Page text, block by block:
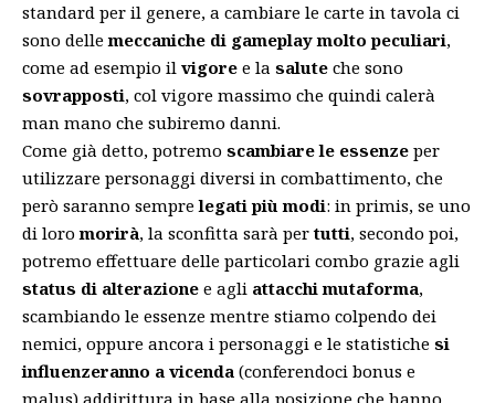
standard per il genere, a cambiare le carte in tavola ci
sono dellemeccaniche di gameplay molto peculiari,
come ad esempio il vigore e la salute che sono
sovrapposti, col vigore massimo che quindi calerà
man mano che subiremo danni.
Come già detto, potremo scambiare le essenze per
utilizzare personaggi diversi in combattimento, che
però saranno semprelegati più modi: in primis, se uno
di loromorirà, la sconfitta sarà pertutti, secondo poi,
potremo effettuare delle particolari combo grazie agli
status di alterazione e agli attacchi mutaforma,
scambiando le essenze mentre stiamo colpendo dei
nemici, oppure ancora i personaggi e le statistiche si
influenzeranno a vicenda (conferendoci bonus e